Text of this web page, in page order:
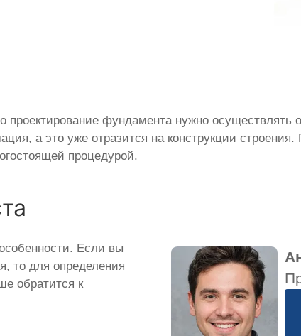
проектирование фундамента нужно осуществлять
а это уже отразится на конструкции
процедурой.
Если вы
то для определения
обратится к